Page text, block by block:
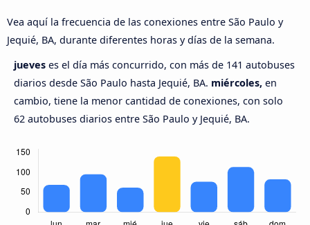
Vea aquí la frecuencia de las conexiones entre São Paulo y
Jequié, BA, durante diferentes horas y días de la semana.
jueves es el día más concurrido, con más de 141 autobuses
diarios desde São Paulo hasta Jequié, BA. miércoles, en
cambio, tiene la menor cantidad de conexiones, con solo
62 autobuses diarios entre São Paulo y Jequié, BA.